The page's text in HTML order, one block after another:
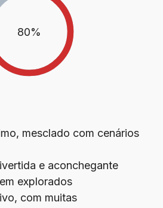
80%
mesclado com cenários
e aconchegante
explorados
com muitas